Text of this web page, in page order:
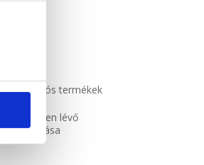
szűrése
az akciós termékek
készleten lévő
mutatása